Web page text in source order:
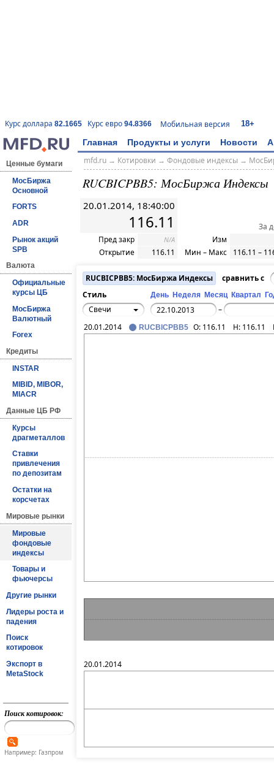
Курс доллара 82.1665 Курс евро 94.8366 Мобильная версия 18+
Главная Продукты и услуги Новости
Ценные бумаги
МосБиржа
Основной
FORTS
ADR
Рынок акций
SPB
Валюта
Официальные
курсы ЦБ
МосБиржа
Валютный
Forex
Кредиты
INSTAR
MIBID, MIBOR,
MIACR
Данные ЦБ РФ
Курсы
драгметаллов
Ставки
привлечения
по депозитам
Остатки на
корсчетах
Мировые рынки
Мировые
фондовые
индексы
Товары и
фьючерсы
Другие рынки
Лидеры роста и
падения
Поиск
котировок
Экспорт в
MetaStock
Поиск котировок:
Например: Газпром
mfd.ru→ Котировки → Фондовые индексы→
RUCBICPBB5: МосБиржа Индексы
20.01.2014, 18:40:00
116.11
Пред закр N/A
Открытие 116.11
За
Изм
Мин – Макс
116.11 –
RUCBICPBB5: МосБиржа Индексы
сравнить с
Стиль
День Неделя Месяц Квартал
Свечи
–
20.01.2014
RUCBICPBB5 O: 116.11 H: 116.11
20.01.2014